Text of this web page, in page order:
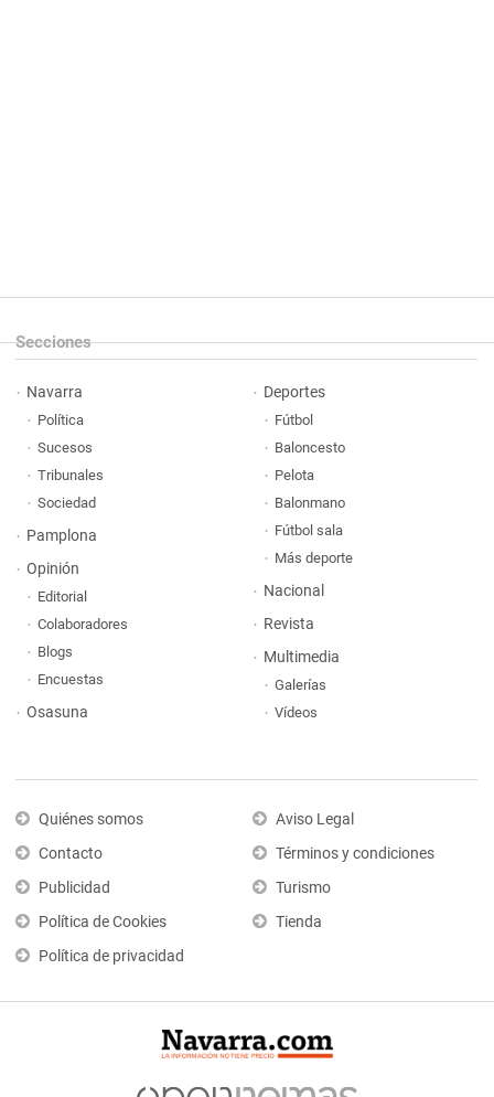
Secciones
Navarra
Política
Sucesos
Tribunales
Sociedad
Pamplona
Opinión
Editorial
Colaboradores
Blogs
Encuestas
Osasuna
Deportes
Fútbol
Baloncesto
Pelota
Balonmano
Fútbol sala
Más deporte
Nacional
Revista
Multimedia
Galerías
Vídeos
Quiénes somos
Contacto
Publicidad
Política de Cookies
Política de privacidad
Aviso Legal
Términos y condiciones
Turismo
Tienda